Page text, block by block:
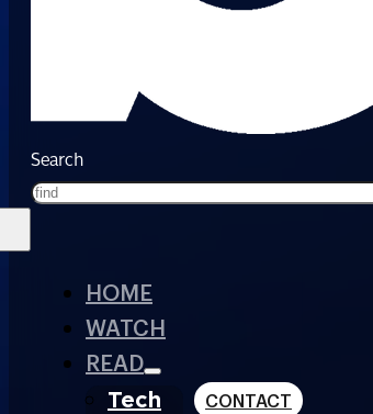
Search
HOME
WATCH
READ
Tech
CONTACT